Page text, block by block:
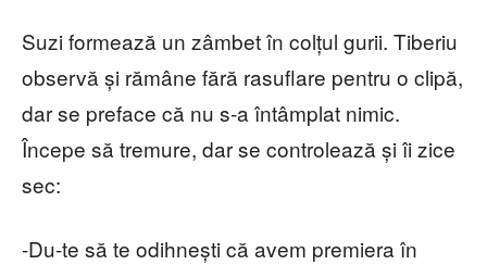
Suzi formează un zâmbet în colțul gurii. Tiberiu
observă și rămâne fără rasuflare pentru o clipă,
dar se preface că nu s-a întâmplat nimic.
Începe să tremure, dar se controlează și îi zice
sec:
-Du-te să te odihnești că avem premiera în